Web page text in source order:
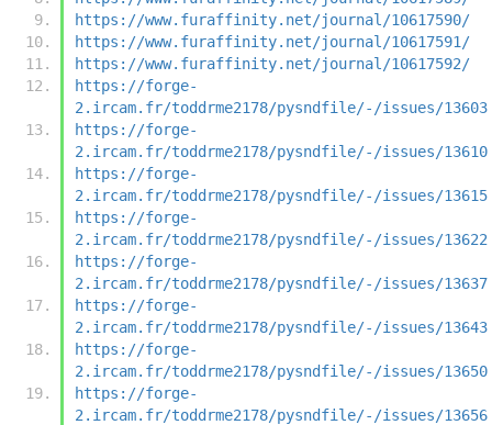
https://www.furaffinity.net/journal/10617590/
https://www.furaffinity.net/journal/10617591/
https://www.furaffinity.net/journal/10617592/
https://forge-
2.ircam.fr/toddrme2178/pysndfile/-/issues/13603
https://forge-
2.ircam.fr/toddrme2178/pysndfile/-/issues/13610
https://forge-
2.ircam.fr/toddrme2178/pysndfile/-/issues/13615
https://forge-
2.ircam.fr/toddrme2178/pysndfile/-/issues/13622
https://forge-
2.ircam.fr/toddrme2178/pysndfile/-/issues/13637
https://forge-
2.ircam.fr/toddrme2178/pysndfile/-/issues/13643
https://forge-
2.ircam.fr/toddrme2178/pysndfile/-/issues/13650
https://forge-
2.ircam.fr/toddrme2178/pysndfile/-/issues/13656